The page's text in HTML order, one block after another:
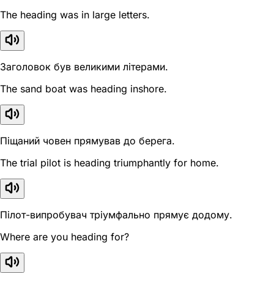
The heading was in large letters.
Заголовок був великими літерами.
The sand boat was heading inshore.
Піщаний човен прямував до берега.
The trial pilot is heading triumphantly for home.
Пілот-випробувач тріумфально прямує додому.
Where are you heading for?